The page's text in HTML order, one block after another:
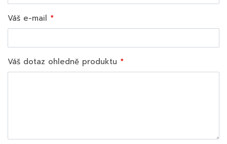
Váš e-mail
Váš dotaz ohledně produktu